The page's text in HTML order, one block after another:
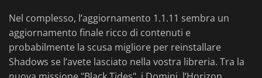
Nel complesso, l’aggiornamento 1.1.11 sembra un
aggiornamento finale ricco di contenuti e
probabilmente la scusa migliore per reinstallare
Shadows se l’avete lasciato nella vostra libreria. Tra la